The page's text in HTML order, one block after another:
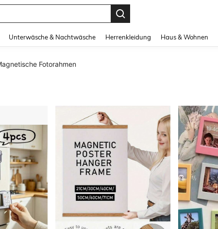
Unterwäsche & Nachtwäsche Herrenkleidung Haus & Wohnen
Fotorahmen